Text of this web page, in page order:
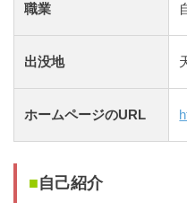
職業
出没地
ホームページのURL
■自己紹介